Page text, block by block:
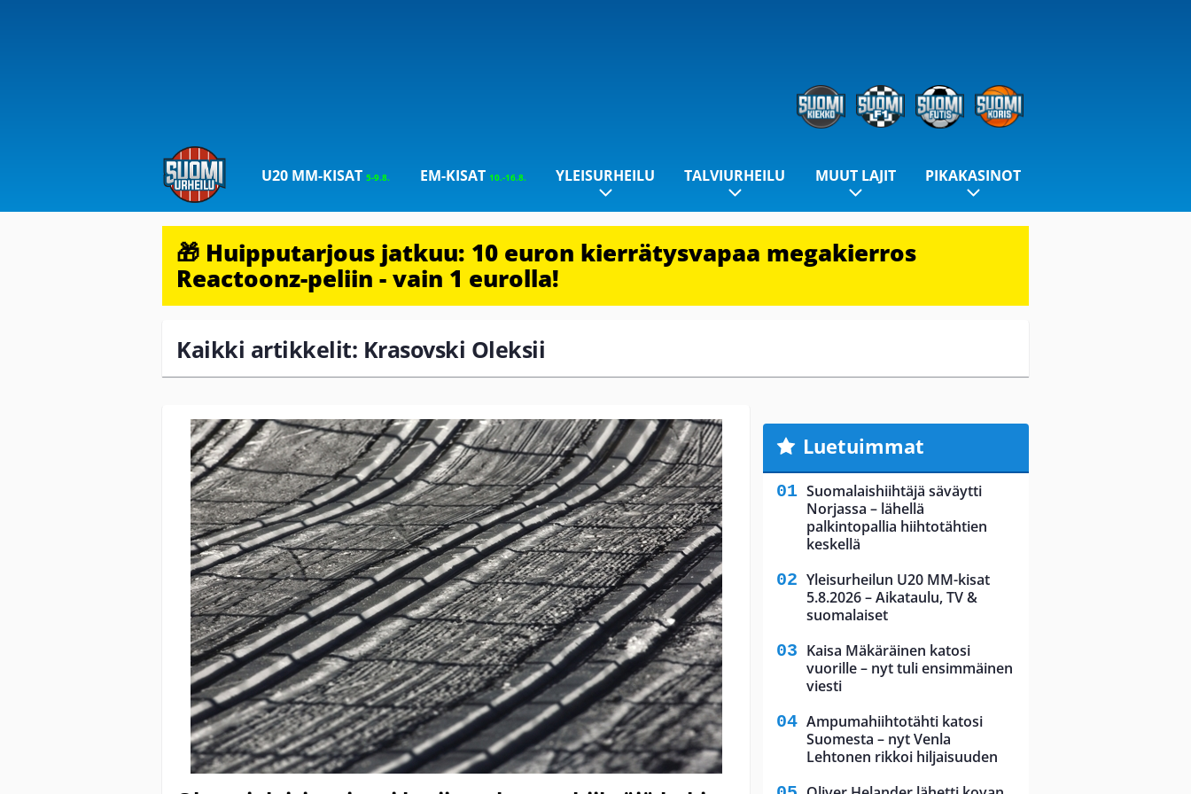
U20 MM-KISAT5-9.8. EM-KISAT 10.-16.8. YLEISURHEILU TALVIURHEILU MUUT LAJIT PIKAKASINOT
🎁 Huipputarjous jatkuu: 10 euron kierrätysvapaa megakierros
Reactoonz-peliin - vain 1 eurolla!
Kaikki artikkelit: Krasovski Oleksii
Luetuimmat
Suomalaishiihtäjä säväytti
Norjassa – lähellä
palkintopallia hiihtotähtien
keskellä
Yleisurheilun U20 MM-kisat
5.8.2026 – Aikataulu, TV &
suomalaiset
Kaisa Mäkäräinen katosi
vuorille – nyt tuli ensimmäinen
viesti
Ampumahiihtotähti katosi
Suomesta – nyt Venla
Lehtonen rikkoi hiljaisuuden